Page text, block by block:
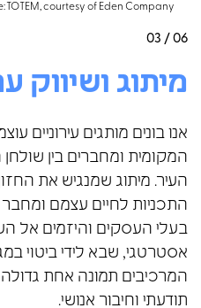
TOTEM, courtesy of Eden Company
03 / 06
מיתוג ושיווק
אנו בונים מותגים עירוניים
המקומית ומחברים בין
העיר. מיתוג שמנגיש את
התכניות לחיים עצמם
בעלי העסקים והיזמים אל
אסטרטגי, שבא לידי ביטוי
המרכיבים תמונה אחת
תודעתי וחיבור אנושי.